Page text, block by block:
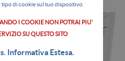
di cookie sul tuo dispositivo.
I COOKIE NON POTRAI PIU'
SU QUESTO SITO
Informativa Estesa.